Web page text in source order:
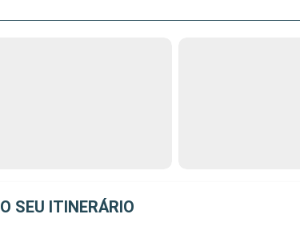
O SEU ITINERÁRIO